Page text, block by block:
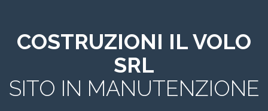
COSTRUZIONI IL VOLO
SRL
SITO IN MANUTENZIONE